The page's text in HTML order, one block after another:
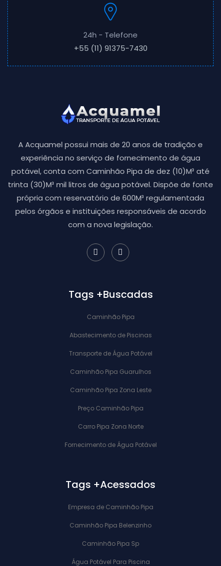
24h - Telefone
+55 (11) 91375-7430
A Acquamel possui mais de 20 anos de tradição e
experiência no serviço de fornecimento de água
potável, conta com Caminhão Pipa de dez (10)M³ até
trinta (30)M³ mil litros de água potável. Dispõe de fonte
própria com reservatório de 600M³ regulamentada
pelos órgãos e instituições responsáveis de acordo
com a nova legislação.
Tags +Buscadas
Caminhão Pipa
Abastecimento de Piscinas
Transporte de Água Potável
Caminhão Pipa Guarulhos
Caminhão Pipa Zona Leste
Preço Caminhão Pipa
Carro Pipa Zona Norte
Fornecimento de Água Potável
Tags +Acessados
Empresa de Caminhão Pipa
Caminhão Pipa Belenzinho
Caminhão Pipa Sp
Água Potável Para Piscina